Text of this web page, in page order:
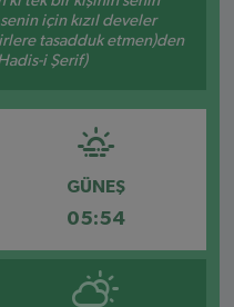
için kızıl develer
tasadduk etmen)den
i Şerif)
GÜNEŞ
05:54